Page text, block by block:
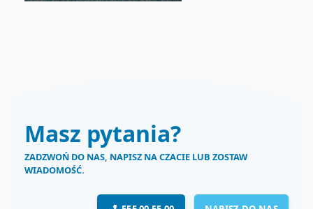
Masz pytania?
ZADZWOŃ DO NAS, NAPISZ NA CZACIE LUB ZOSTAW
WIADOMOŚĆ.